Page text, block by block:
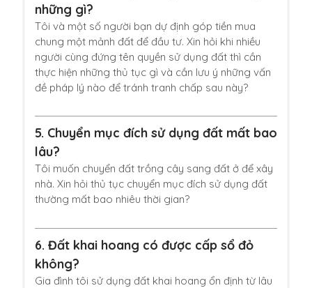
những gì?
Tôi và một số người bạn dự định góp tiền mua
chung một mảnh đất để đầu tư. Xin hỏi khi nhiều
người cùng đứng tên quyền sử dụng đất thì cần
thực hiện những thủ tục gì và cần lưu ý những vấn
đề pháp lý nào để tránh tranh chấp sau này?
5. Chuyển mục đích sử dụng đất mất bao
lâu?
Tôi muốn chuyển đất trồng cây sang đất ở để xây
nhà. Xin hỏi thủ tục chuyển mục đích sử dụng đất
thường mất bao nhiêu thời gian?
6. Đất khai hoang có được cấp sổ đỏ
không?
Gia đình tôi sử dụng đất khai hoang ổn định từ lâu